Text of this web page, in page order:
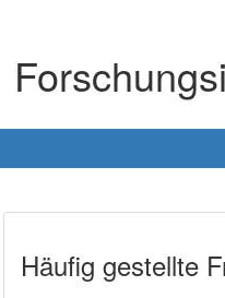
Häufig gestellte